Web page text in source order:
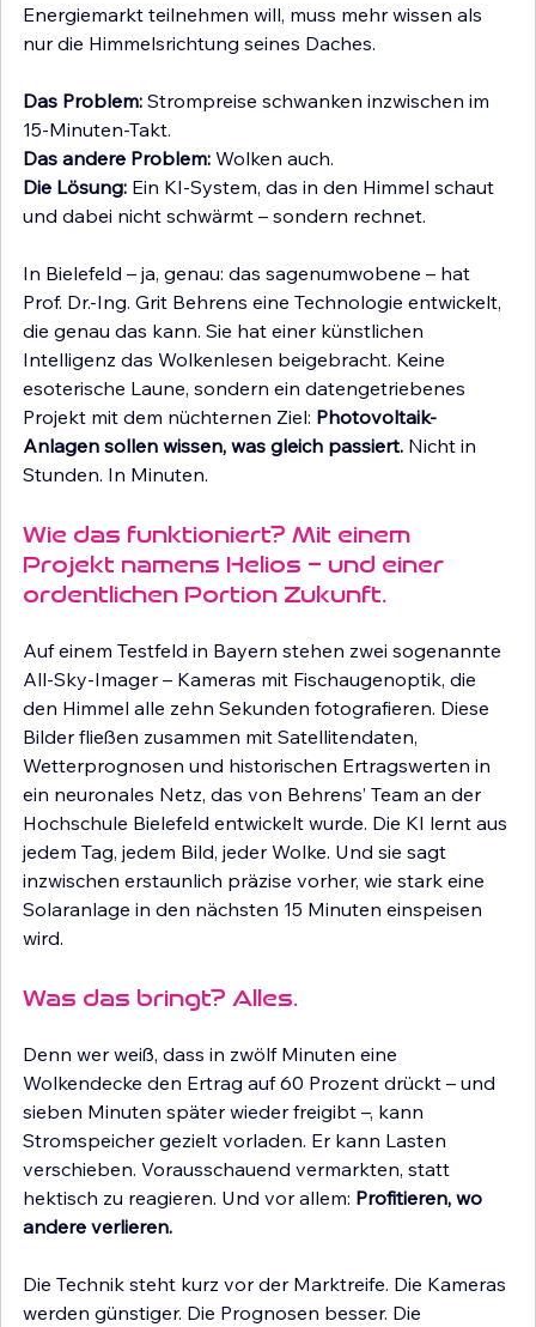
Energiemarkt teilnehmen will, muss mehr wissen als
nur die Himmelsrichtung seines Daches.
Das Problem: Strompreise schwanken inzwischen im
15-Minuten-Takt.
Das andere Problem: Wolken auch.
Die Lösung: Ein KI-System, das in den Himmel schaut
und dabei nicht schwärmt – sondern rechnet.
In Bielefeld – ja, genau: das sagenumwobene – hat
Prof. Dr.-Ing. Grit Behrens eine Technologie entwickelt,
die genau das kann. Sie hat einer künstlichen
Intelligenz das Wolkenlesen beigebracht. Keine
esoterische Laune, sondern ein datengetriebenes
Projekt mit dem nüchternen Ziel: Photovoltaik-
Anlagen sollen wissen, was gleich passiert. Nicht in
Stunden. In Minuten.
Wie das funktioniert? Mit einem
Projekt namens Helios – und einer
ordentlichen Portion Zukunft.
Auf einem Testfeld in Bayern stehen zwei sogenannte
All-Sky-Imager – Kameras mit Fischaugenoptik, die
den Himmel alle zehn Sekunden fotografieren. Diese
Bilder fließen zusammen mit Satellitendaten,
Wetterprognosen und historischen Ertragswerten in
ein neuronales Netz, das von Behrens’ Team an der
Hochschule Bielefeld entwickelt wurde. Die KI lernt aus
jedem Tag, jedem Bild, jeder Wolke. Und sie sagt
inzwischen erstaunlich präzise vorher, wie stark eine
Solaranlage in den nächsten 15 Minuten einspeisen
wird.
Was das bringt? Alles.
Denn wer weiß, dass in zwölf Minuten eine
Wolkendecke den Ertrag auf 60 Prozent drückt – und
sieben Minuten später wieder freigibt –, kann
Stromspeicher gezielt vorladen. Er kann Lasten
verschieben. Vorausschauend vermarkten, statt
hektisch zu reagieren. Und vor allem: Profitieren, wo
andere verlieren.
Die Technik steht kurz vor der Marktreife. Die Kameras
werden günstiger. Die Prognosen besser. Die